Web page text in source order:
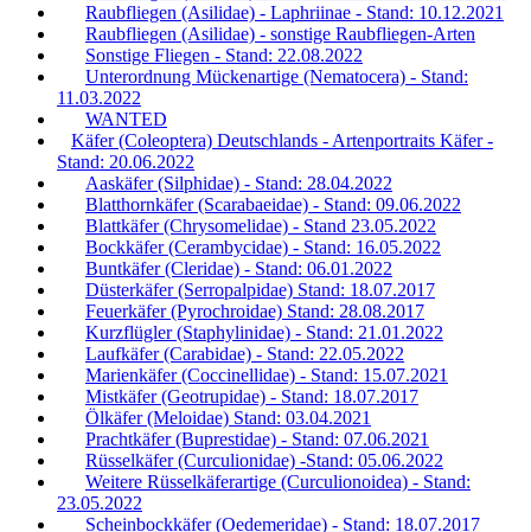
Raubfliegen (Asilidae) - Laphriinae - Stand: 10.12.2021
Raubfliegen (Asilidae) - sonstige Raubfliegen-Arten
Sonstige Fliegen - Stand: 22.08.2022
Unterordnung Mückenartige (Nematocera) - Stand:
11.03.2022
WANTED
Käfer (Coleoptera) Deutschlands - Artenportraits Käfer -
Stand: 20.06.2022
Aaskäfer (Silphidae) - Stand: 28.04.2022
Blatthornkäfer (Scarabaeidae) - Stand: 09.06.2022
Blattkäfer (Chrysomelidae) - Stand 23.05.2022
Bockkäfer (Cerambycidae) - Stand: 16.05.2022
Buntkäfer (Cleridae) - Stand: 06.01.2022
Düsterkäfer (Serropalpidae) Stand: 18.07.2017
Feuerkäfer (Pyrochroidae) Stand: 28.08.2017
Kurzflügler (Staphylinidae) - Stand: 21.01.2022
Laufkäfer (Carabidae) - Stand: 22.05.2022
Marienkäfer (Coccinellidae) - Stand: 15.07.2021
Mistkäfer (Geotrupidae) - Stand: 18.07.2017
Ölkäfer (Meloidae) Stand: 03.04.2021
Prachtkäfer (Buprestidae) - Stand: 07.06.2021
Rüsselkäfer (Curculionidae) -Stand: 05.06.2022
Weitere Rüsselkäferartige (Curculionoidea) - Stand:
23.05.2022
Scheinbockkäfer (Oedemeridae) - Stand: 18.07.2017